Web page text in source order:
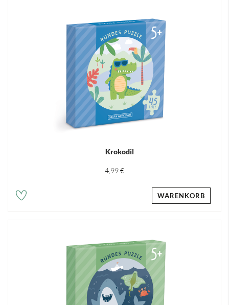
Krokodil
4,99 €
WARENKORB